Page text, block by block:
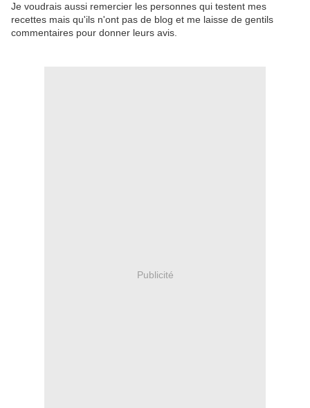
Je voudrais aussi remercier les personnes qui testent mes
recettes mais qu'ils n'ont pas de blog et me laisse de gentils
commentaires pour donner leurs avis.
Publicité